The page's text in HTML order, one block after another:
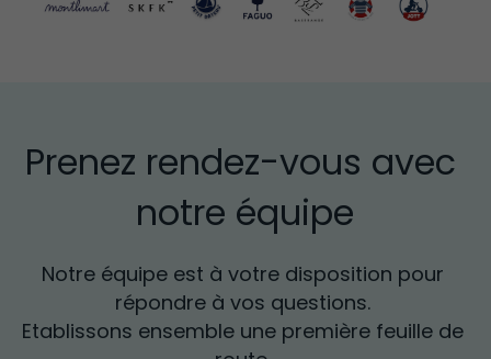
Prenez rendez-vous avec
notre équipe
Notre équipe est à votre disposition pour
répondre à vos questions.
Etablissons ensemble une première feuille de